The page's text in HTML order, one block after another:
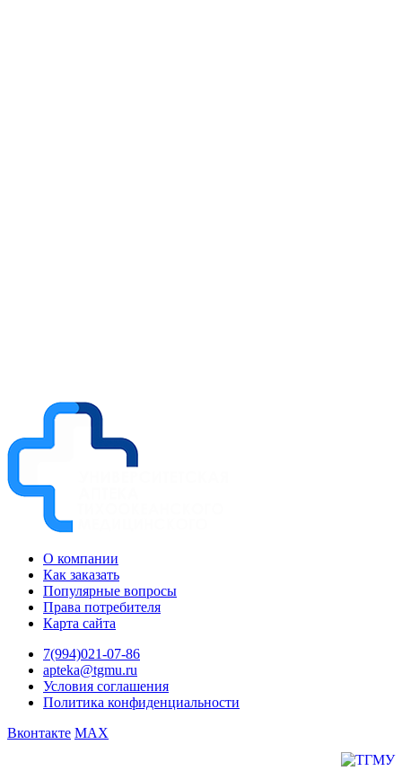
О компании
Как заказать
Популярные вопросы
Права потребителя
Карта сайта
7(994)021-07-86
apteka@tgmu.ru
Условия соглашения
Политика конфиденциальности
Вконтакте MAX